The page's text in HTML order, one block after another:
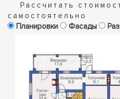
Рассчитать
самостоятельно
Планировки
Фасады